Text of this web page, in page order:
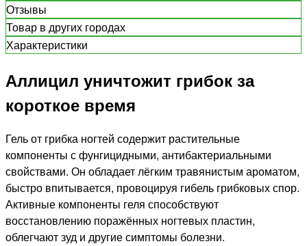
Отзывы
Товар в других городах
Характеристики
Аллицил уничтожит грибок за
короткое время
Гель от грибка ногтей содержит растительные
компоненты с фунгицидными, антибактериальными
свойствами. Он обладает лёгким травянистым ароматом,
быстро впитывается, провоцируя гибель грибковых спор.
Активные компоненты геля способствуют
восстановлению поражённых ногтевых пластин,
облегчают зуд и другие симптомы болезни.